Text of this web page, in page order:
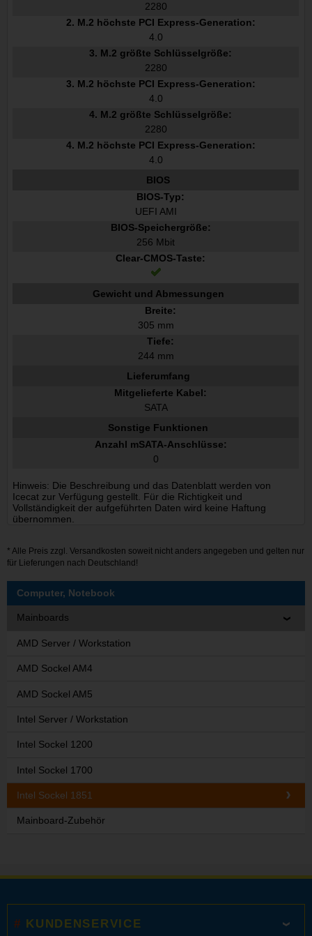
2280
2. M.2 höchste PCI Express-Generation:
4.0
3. M.2 größte Schlüsselgröße:
2280
3. M.2 höchste PCI Express-Generation:
4.0
4. M.2 größte Schlüsselgröße:
2280
4. M.2 höchste PCI Express-Generation:
4.0
BIOS
BIOS-Typ:
UEFI AMI
BIOS-Speichergröße:
256 Mbit
Clear-CMOS-Taste:
Gewicht und Abmessungen
Breite:
305 mm
Tiefe:
244 mm
Lieferumfang
Mitgelieferte Kabel:
SATA
Sonstige Funktionen
Anzahl mSATA-Anschlüsse:
0
Hinweis: Die Beschreibung und das Datenblatt werden von
Icecat zur Verfügung gestellt. Für die Richtigkeit und
Vollständigkeit der aufgeführten Daten wird keine Haftung
übernommen.
* Alle Preis zzgl. Versandkosten soweit nicht anders angegeben und gelten nur
für Lieferungen nach Deutschland!
Computer, Notebook
Mainboards
AMD Server / Workstation
AMD Sockel AM4
AMD Sockel AM5
Intel Server / Workstation
Intel Sockel 1200
Intel Sockel 1700
Intel Sockel 1851
Mainboard-Zubehör
KUNDENSERVICE